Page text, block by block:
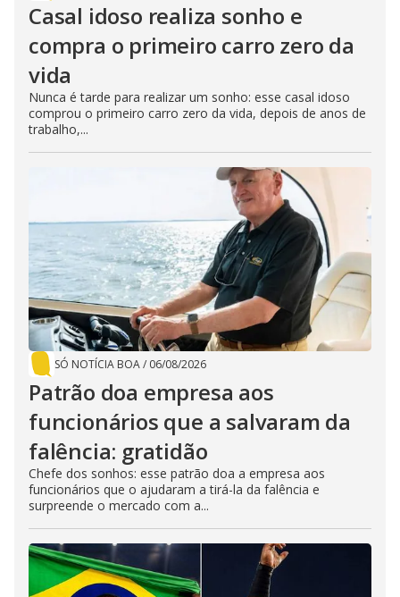
Casal idoso realiza sonho e
compra o primeiro carro zero da
vida
Nunca é tarde para realizar um sonho: esse casal idoso
comprou o primeiro carro zero da vida, depois de anos de
trabalho,...
SÓ NOTÍCIA BOA/ 06/08/2026
Patrão doa empresa aos
funcionários que a salvaram da
falência: gratidão
Chefe dos sonhos: esse patrão doa a empresa aos
funcionários que o ajudaram a tirá-la da falência e
surpreende o mercado com a...